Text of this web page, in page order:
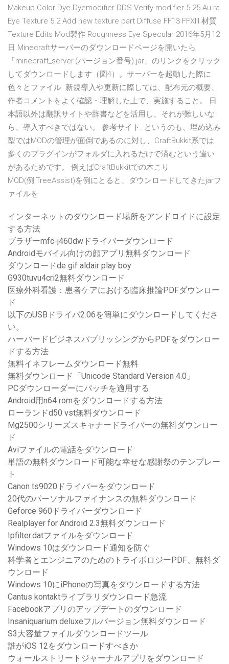
Makeup Color Dye Dyemodifier DDS Verify modifier 5.25 Au ra
Eye Texture 5.2 Add new texture part Diffuse FF13 FFXIII 材質
Texture Edits Mod製作 Roughness Eye Specular 2016年5月12
日 Minecraftサーバーのダウンロードページを開いたら
「minecraft_server.(バージョン番号).jar」のリンクをクリック
してダウンロードします（図4）。サーバーを起動した際に
色々とファイル 新規導入や更新に際しては、配布元の概要、
作者コメントをよく確認・理解した上で、実施すること。 日
本語以外は翻訳サイトや辞書などを活用し、それが難しいな
ら、導入すべきではない。 参考サイト. というのも、埋め込み
型ではMODの管理が面倒であるのに対し、CraftBukkit系では
多くのプラグインがフォルダに入れるだけで済むという違い
があるためです。 例えばCraftBukkitでの木こり
MOD(例:TreeAssist)を例にとると、ダウンロードしてきたjarフ
ァイルを
インターネットのダウンロード場所をアンドロイドに設定
する方法
ブラザーmfc-j460dwドライバーダウンロード
Androidモバイル向けの顔アプリ無料ダウンロード
ダウンロードde gif aldair play boy
G930tuvu4cri2無料ダウンロード
医療外科看護：患者ケアにおける臨床推論PDFダウンロー
ド
以下のUSBドライバ2.06を簡単にダウンロードしてくださ
い。
ハーバードビジネスパブリッシングからPDFをダウンロー
ドする方法
無料イネフレームダウンロード無料
無料ダウンロード「Unicode Standard Version 4.0」
PCダウンローダーにパッチを適用する
Android用n64 romをダウンロードする方法
ローランドd50 vst無料ダウンロード
Mg2500シリーズスキャナードライバーの無料ダウンロー
ド
Aviファイルの電話をダウンロード
単語の無料ダウンロード可能な幸せな感謝祭のテンプレー
ト
Canon ts9020ドライバーをダウンロード
20代のパーソナルファイナンスの無料ダウンロード
Geforce 960ドライバーダウンロード
Realplayer for Android 2.3無料ダウンロード
Ipfilter.datファイルをダウンロード
Windows 10はダウンロード通知を防ぐ
科学者とエンジニアのためのトライボロジーPDF、無料ダ
ウンロード
Windows 10にiPhoneの写真をダウンロードする方法
Cantus kontaktライブラリダウンロード急流
Facebookアプリのアップデートのダウンロード
Insaniquarium deluxeフルバージョン無料ダウンロード
S3大容量ファイルダウンロードツール
誰がiOS 12をダウンロードすべきか
ウォールストリートジャーナルアプリをダウンロード